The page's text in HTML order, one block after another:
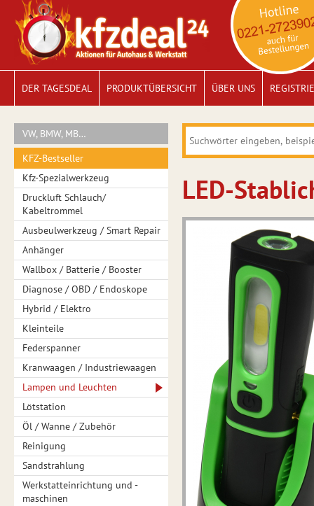
DER TAGESDEAL PRODUKTÜBERSICHT ÜBER UNS
VW, BMW, MB…
KFZ-Bestseller
Kfz-Spezialwerkzeug
Druckluft Schlauch/
Kabeltrommel
Ausbeulwerkzeug / Smart Repair
Anhänger
Wallbox / Batterie / Booster
Diagnose / OBD / Endoskope
Hybrid / Elektro
Kleinteile
Federspanner
Kranwaagen / Industriewaagen
Lampen und Leuchten
Lötstation
Öl / Wanne / Zubehör
Reinigung
Sandstrahlung
Werkstatteinrichtung und -
maschinen
LED-